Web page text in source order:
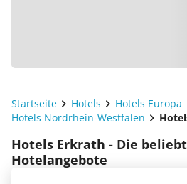
Startseite Hotels Hotels Europa
Hotels Nordrhein-Westfalen
Hotels Erkrath - Die
Hotelangebote